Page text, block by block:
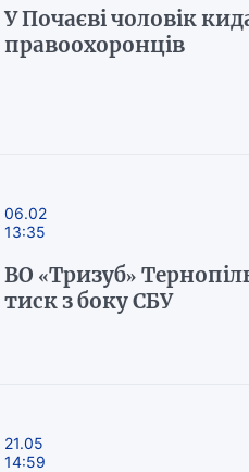
У Почаєві чоловік
правоохоронців
06.02
13:35
ВО «Тризуб»
тиск з боку СБУ
21.05
14:59